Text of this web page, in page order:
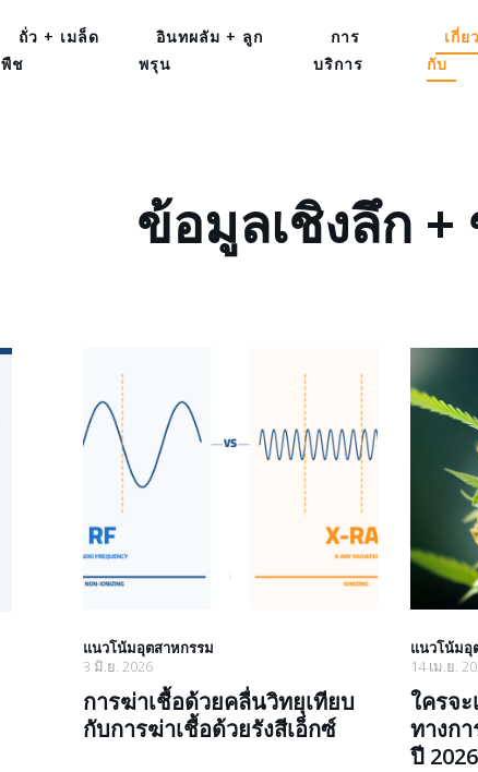
ถั่ว + เมล็ด
พืช
อินทผลัม + ลูก
พรุน
การ
บริการ
เกี่ยว
กับ
ข้อมูลเชิงลึก +
แนวโน้มอุตสาหกรรม
3 มิ.ย. 2026
การฆ่าเชื้อด้วยคลื่นวิทยุเทียบ
กับการฆ่าเชื้อด้วยรังสีเอ็กซ์
แนวโน้มอุ
14 เม.ย.
ใครจ
ทางก
ปี